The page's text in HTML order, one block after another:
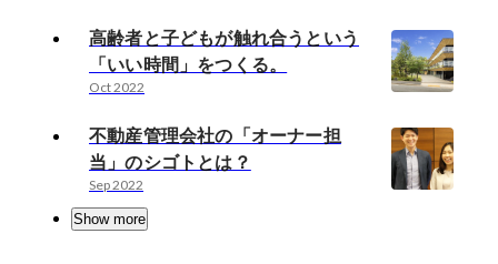
高齢者と子どもが触れ合うという
「いい時間」をつくる。
Oct 2022
不動産管理会社の「オーナー担
当」のシゴトとは？
Sep 2022
Show more